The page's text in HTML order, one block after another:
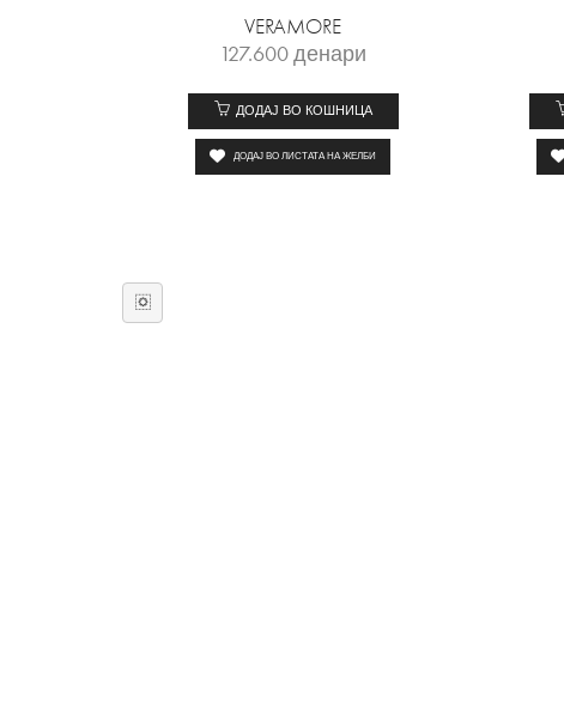
VERAMORE
127.600денари
ДОДАЈ ВО КОШНИЦА
ДОДАЈ ВО ЛИСТАТА НА ЖЕЛБИ